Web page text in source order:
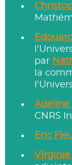
par
la
Adeline
CNRS
Eric
Virginie